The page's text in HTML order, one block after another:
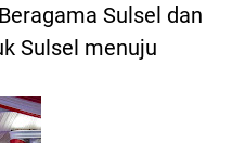
Sulsel dan
Sulsel menuju